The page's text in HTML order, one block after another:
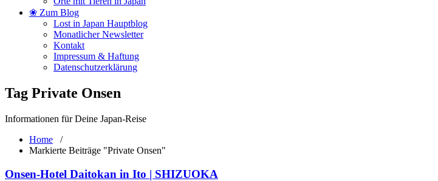
❀ Zum Blog
Lost in Japan Hauptblog
Monatlicher Newsletter
Kontakt
Impressum & Haftung
Datenschutzerklärung
Tag Private Onsen
Informationen für Deine Japan-Reise
Home /
Markierte Beiträge "Private Onsen"
Onsen-Hotel Daitokan in Ito | SHIZUOKA